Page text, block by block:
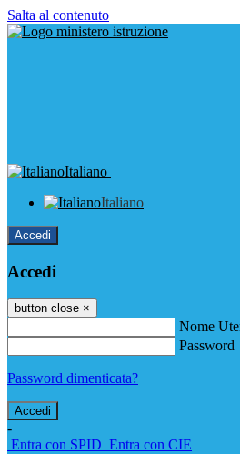
Salta al contenuto
Italiano
Italiano
Accedi
Accedi
button close ×
Nome
Password
Password dimenticata?
-
Entra con SPID Entra con CIE